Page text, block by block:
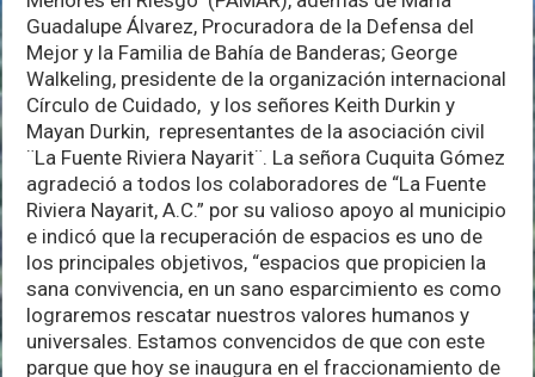
Guadalupe Álvarez, Procuradora de la Defensa del
Mejor y la Familia de Bahía de Banderas; George
Walkeling, presidente de la organización internacional
Círculo de Cuidado, y los señores Keith Durkin y
Mayan Durkin, representantes de la asociación civil
¨La Fuente Riviera Nayarit¨. La señora Cuquita Gómez
agradeció a todos los colaboradores de “La Fuente
Riviera Nayarit, A.C.” por su valioso apoyo al municipio
e indicó que la recuperación de espacios es uno de
los principales objetivos, “espacios que propicien la
sana convivencia, en un sano esparcimiento es como
lograremos rescatar nuestros valores humanos y
universales. Estamos convencidos de que con este
parque que hoy se inaugura en el fraccionamiento de